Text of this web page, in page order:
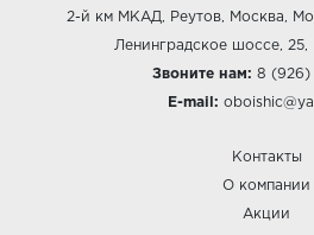
2-й км МКАД, Реутов, Москва,
Ленинградское шоссе, 25,
Звоните нам: 8 (926)
E-mail:
Контакты
О компании
Акции